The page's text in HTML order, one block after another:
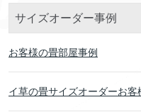
サイズオーダー事例
お客様の畳部屋事例
イ草の畳サイズオーダーお客